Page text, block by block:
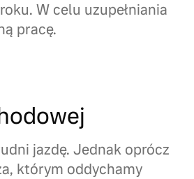
W celu uzupełniania
pracę.
jazdę. Jednak oprócz
którym oddychamy